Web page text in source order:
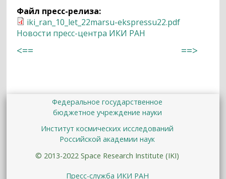
Файл пресс-релиза:
iki_ran_10_let_22marsu-ekspressu22.pdf
Новости пресс-центра ИКИ РАН
<== ==>
Федеральное государственное
бюджетное учреждение науки
Институт космических исследований
Российской академии наук
© 2013-2022 Space Research Institute (IKI)
Пресс-служба ИКИ РАН